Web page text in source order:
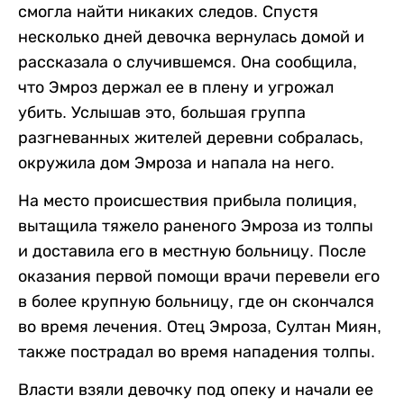
смогла найти никаких следов. Спустя
несколько дней девочка вернулась домой и
рассказала о случившемся. Она сообщила,
что Эмроз держал ее в плену и угрожал
убить. Услышав это, большая группа
разгневанных жителей деревни собралась,
окружила дом Эмроза и напала на него.
На место происшествия прибыла полиция,
вытащила тяжело раненого Эмроза из толпы
и доставила его в местную больницу. После
оказания первой помощи врачи перевели его
в более крупную больницу, где он скончался
во время лечения. Отец Эмроза, Султан Миян,
также пострадал во время нападения толпы.
Власти взяли девочку под опеку и начали ее